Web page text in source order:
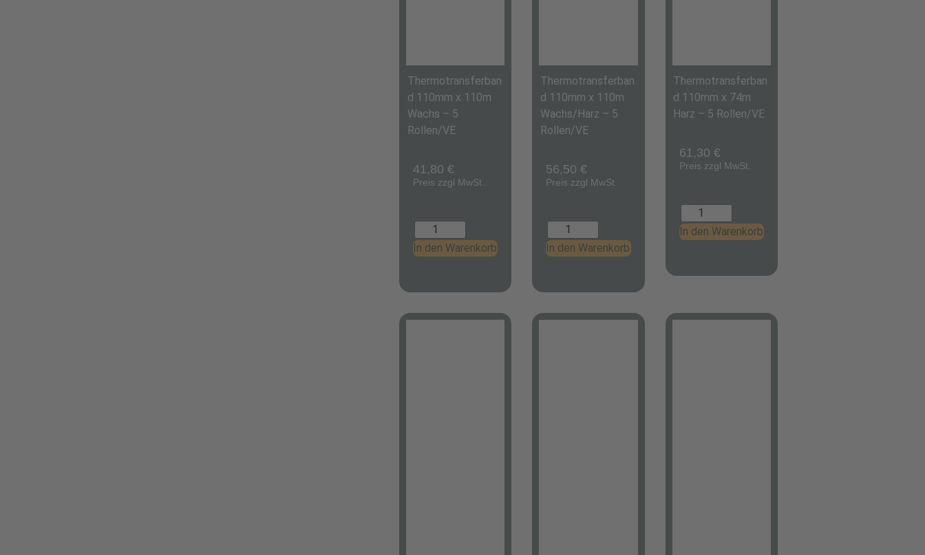
Thermotransferban
d 110mm x 110m
Wachs – 5
Rollen/VE
41,80 €
Preis zzgl MwSt.
In den Warenkorb
Thermotransferban
d 110mm x 110m
Wachs/Harz – 5
Rollen/VE
56,50€
Preis zzgl MwSt.
In den Warenkorb
Thermotransferban
d 110mm x 74m
Harz – 5 Rollen/VE
61,30 €
Preis zzgl MwSt.
In den Warenkorb